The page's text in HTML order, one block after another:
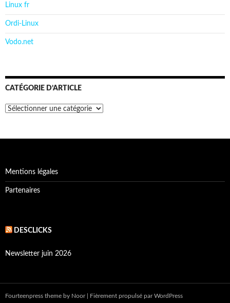
Linux fr
Ordi-Linux
Vodo.net
CATÉGORIE D’ARTICLE
Catégorie
Mentions légales
Partenaires
DESCLICKS
Newsletter juin 2026
Fourteenpress theme by Noor| Fièrement propulsé par WordPress